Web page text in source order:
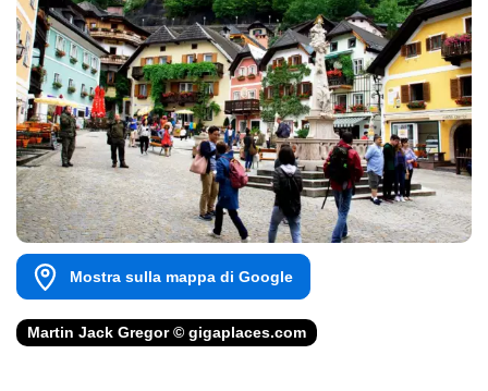
Mostra sulla mappa di Google
Martin Jack Gregor © gigaplaces.com